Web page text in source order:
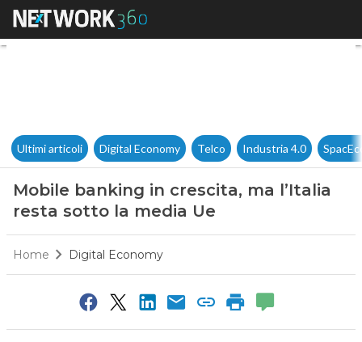
Mobile banking in crescita,
Ultimi articoli Digital Economy Telco Industria 4.0
Mobile banking in crescita, ma l’Italia
resta sotto la media Ue
Home Digital Economy